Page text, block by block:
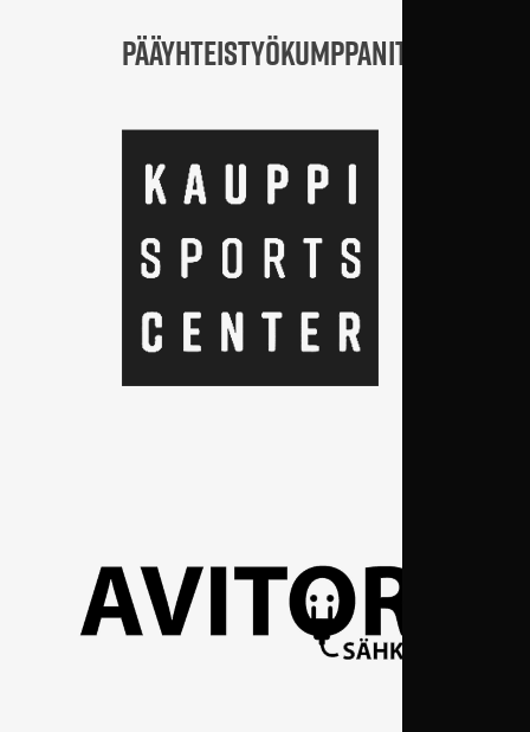
PÄÄYHTEISTYÖKUMPPANIT